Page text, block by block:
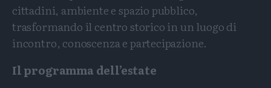
cittadini, ambiente e spazio pubblico,
trasformando il centro storico in un luogo di
incontro, conoscenza e partecipazione.
Il programma dell’estate